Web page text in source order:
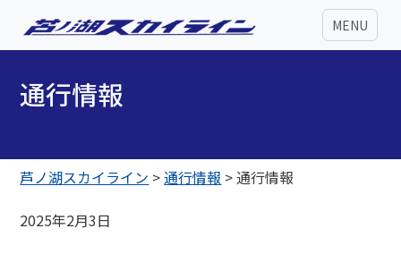
MENU
通行情報
芦ノ湖スカイライン >通行情報 >通行情報
2025年2月3日